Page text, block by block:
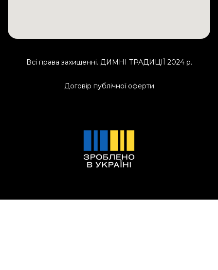
Всі права захищенні. ДИМНІ ТРАДИЦІЇ 2024 р.
Договір публічної оферти